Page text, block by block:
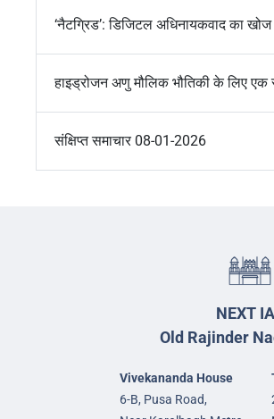
‘नैटग्रिड’: डिजिटल अधिनायकवाद का
हाइड्रोजन अणु मौलिक भौतिकी के लिए
संक्षिप्त समाचार 08-01-2026
NEXT
Old Rajinder
Vivekananda House
6-B, Pusa Road,